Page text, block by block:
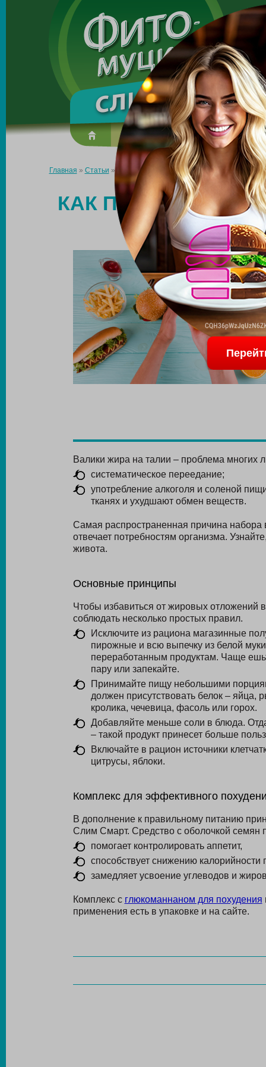
Made in the UK
О препарате Усиль эффект
Главная » Статьи »Как правильно питаться для похудения в
КАК ПРАВИЛЬНО
В
Валики жира на талии – проблема многих
систематическое переедание;
употребление алкоголя и соленой
тканях и ухудшают обмен веществ.
Самая распространенная причина набора
отвечает потребностям организма.
живота.
Основные принципы
Чтобы избавиться от жировых отложений
соблюдать несколько простых правил.
Исключите из рациона магазинные
пирожные и всю выпечку из белой
переработанным продуктам. Чаще
пару или запекайте.
Принимайте пищу небольшими
должен присутствовать белок – яйца,
кролика, чечевица, фасоль или горох.
Добавляйте меньше соли в блюда.
– такой продукт принесет больше
Включайте в рацион источники
цитрусы, яблоки.
Комплекс для эффективного
В дополнение к правильному питанию
Слим Смарт. Средство с оболочкой семян
помогает контролировать аппетит,
способствует снижению калорийности
замедляет усвоение углеводов и
Комплекс с глюкоманнаном для похудения
применения есть в упаковке и на сайте.